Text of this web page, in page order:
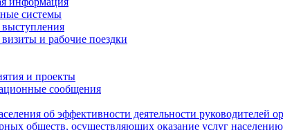
системы
и рабочие поездки
и проекты
сообщения
об эффективности деятельности
обществ, осуществляющих оказание услуг населению